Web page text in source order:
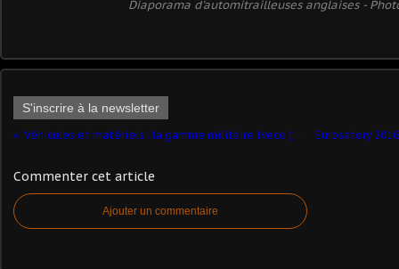
Diaporama d'automitrailleuses anglaises -
S'inscrire à la newsletter
Véhicules et matériels : la gamme militaire Iveco (Eurosatory 2016)
Commenter cet article
Ajouter un commentaire